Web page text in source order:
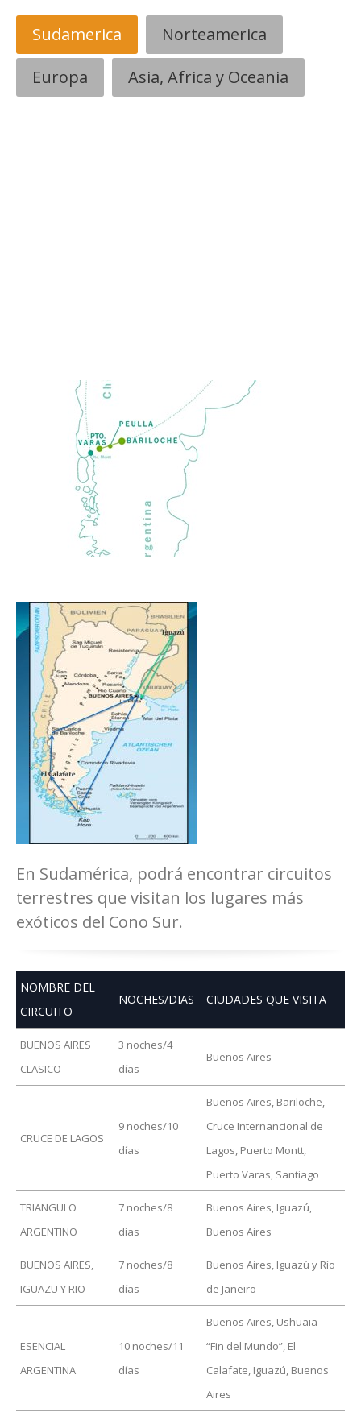
Sudamerica
Norteamerica
Europa
Asia, Africa y Oceania
En Sudamérica, podrá encontrar circuitos
terrestres que visitan los lugares más
exóticos del Cono Sur.
NOMBRE DEL
CIRCUITO
NOCHES/DIAS CIUDADES QUE VISITA
BUENOS AIRES
CLASICO
3 noches/4
días
Buenos Aires
CRUCE DE LAGOS
9 noches/10
días
Buenos Aires, Bariloche,
Cruce Internancional de
Lagos, Puerto Montt,
Puerto Varas, Santiago
TRIANGULO
ARGENTINO
7 noches/8
días
Buenos Aires, Iguazú,
Buenos Aires
BUENOS AIRES,
IGUAZU Y RIO
7 noches/8
días
Buenos Aires, Iguazú y Río
de Janeiro
ESENCIAL
ARGENTINA
10 noches/11
días
Buenos Aires, Ushuaia
“Fin del Mundo”, El
Calafate, Iguazú, Buenos
Aires